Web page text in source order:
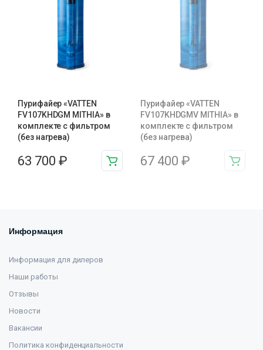
Пурифайер «VATTEN
FV107KHDGM MITHIA» в
комплекте с фильтром
(без нагрева)
63 700 ₽
Пурифайер «VATTEN
FV107KHDGMV MITHIA» в
комплекте с фильтром
(без нагрева)
67 400 ₽
Информация
Информация для дилеров
Наши работы
Отзывы
Новости
Вакансии
Политика конфиденциальности